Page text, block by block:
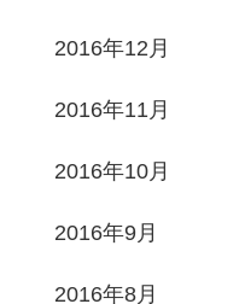
2016年12月
2016年11月
2016年10月
2016年9月
2016年8月